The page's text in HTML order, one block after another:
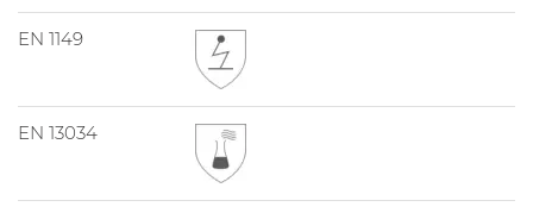
EN 1149
EN 13034